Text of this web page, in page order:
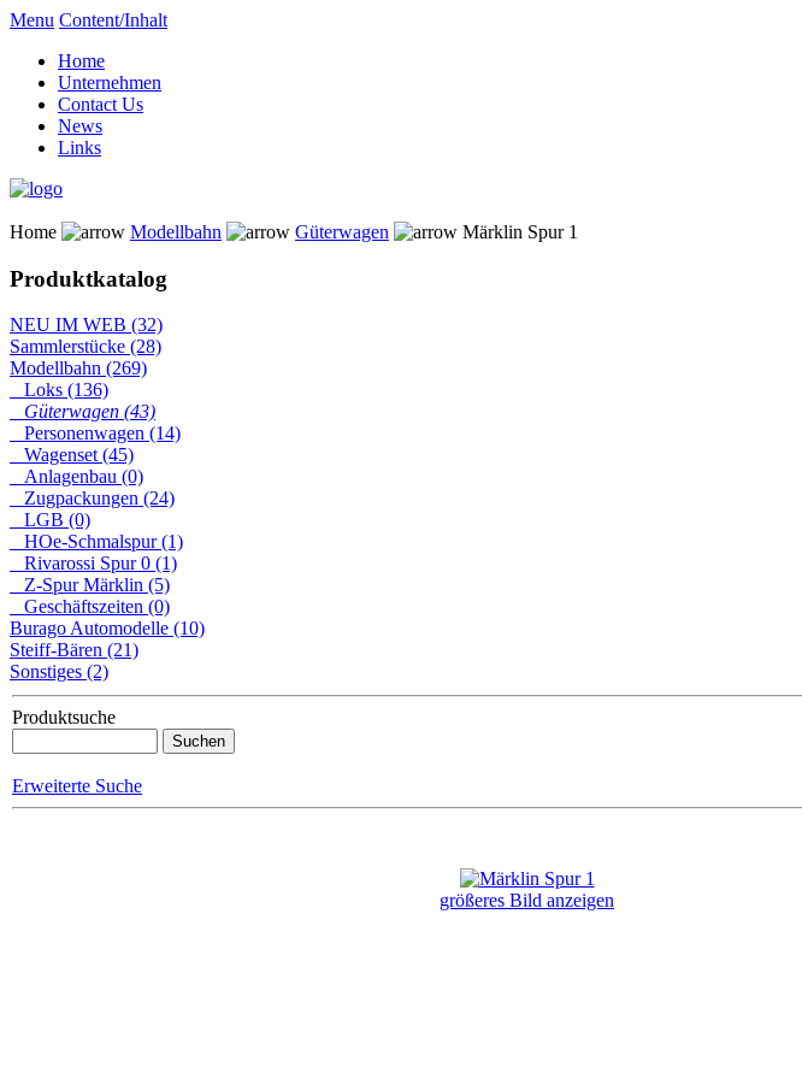
Menu Content/Inhalt
Home
Unternehmen
Contact Us
News
Links
Home Modellbahn Güterwagen Märklin Spur 1
Produktkatalog
NEU IM WEB (32)
Sammlerstücke (28)
Modellbahn (269)
Loks (136)
Güterwagen (43)
Personenwagen (14)
Wagenset (45)
Anlagenbau (0)
Zugpackungen (24)
LGB (0)
HOe-Schmalspur (1)
Rivarossi Spur 0 (1)
Z-Spur Märklin (5)
Geschäftszeiten (0)
Burago Automodelle (10)
Steiff-Bären (21)
Sonstiges (2)
Produktsuche
Erweiterte Suche
größeres Bild anzeigen